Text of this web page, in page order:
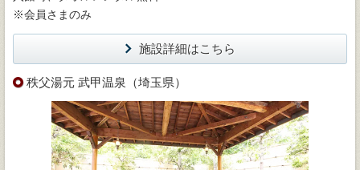
※会員さまのみ
施設詳細はこちら
秩父湯元 武甲温泉（埼玉県）